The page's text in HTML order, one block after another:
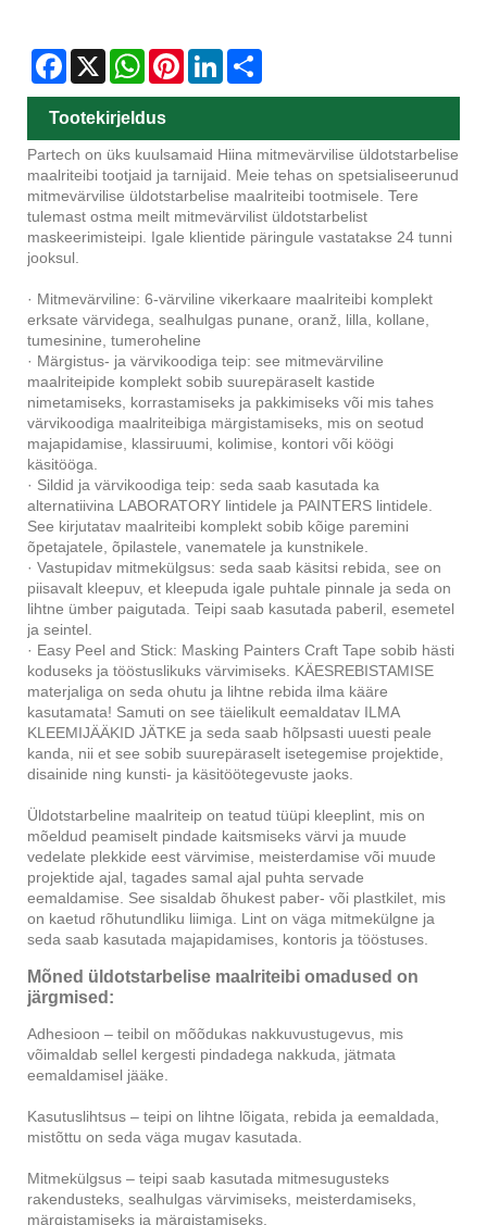
Facebook
X WhatsAppPinterestLinkedIn
Tootekirjeldus
Partech on üks kuulsamaid Hiina mitmevärvilise üldotstarbelise
maalriteibi tootjaid ja tarnijaid. Meie tehas on spetsialiseerunud
mitmevärvilise üldotstarbelise maalriteibi tootmisele. Tere
tulemast ostma meilt mitmevärvilist üldotstarbelist
maskeerimisteipi. Igale klientide päringule vastatakse 24 tunni
jooksul.
· Mitmevärviline: 6-värviline vikerkaare maalriteibi komplekt
erksate värvidega, sealhulgas punane, oranž, lilla, kollane,
tumesinine, tumeroheline
· Märgistus- ja värvikoodiga teip: see mitmevärviline
maalriteipide komplekt sobib suurepäraselt kastide
nimetamiseks, korrastamiseks ja pakkimiseks või mis tahes
värvikoodiga maalriteibiga märgistamiseks, mis on seotud
majapidamise, klassiruumi, kolimise, kontori või köögi
käsitööga.
· Sildid ja värvikoodiga teip: seda saab kasutada ka
alternatiivina LABORATORY lintidele ja PAINTERS lintidele.
See kirjutatav maalriteibi komplekt sobib kõige paremini
õpetajatele, õpilastele, vanematele ja kunstnikele.
· Vastupidav mitmekülgsus: seda saab käsitsi rebida, see on
piisavalt kleepuv, et kleepuda igale puhtale pinnale ja seda on
lihtne ümber paigutada. Teipi saab kasutada paberil, esemetel
ja seintel.
· Easy Peel and Stick: Masking Painters Craft Tape sobib hästi
koduseks ja tööstuslikuks värvimiseks. KÄESREBISTAMISE
materjaliga on seda ohutu ja lihtne rebida ilma kääre
kasutamata! Samuti on see täielikult eemaldatav ILMA
KLEEMIJÄÄKID JÄTKE ja seda saab hõlpsasti uuesti peale
kanda, nii et see sobib suurepäraselt isetegemise projektide,
disainide ning kunsti- ja käsitöötegevuste jaoks.
Üldotstarbeline maalriteip on teatud tüüpi kleeplint, mis on
mõeldud peamiselt pindade kaitsmiseks värvi ja muude
vedelate plekkide eest värvimise, meisterdamise või muude
projektide ajal, tagades samal ajal puhta servade
eemaldamise. See sisaldab õhukest paber- või plastkilet, mis
on kaetud rõhutundliku liimiga. Lint on väga mitmekülgne ja
seda saab kasutada majapidamises, kontoris ja tööstuses.
Mõned üldotstarbelise maalriteibi omadused on
järgmised:
Adhesioon – teibil on mõõdukas nakkuvustugevus, mis
võimaldab sellel kergesti pindadega nakkuda, jätmata
eemaldamisel jääke.
Kasutuslihtsus – teipi on lihtne lõigata, rebida ja eemaldada,
mistõttu on seda väga mugav kasutada.
Mitmekülgsus – teipi saab kasutada mitmesugusteks
rakendusteks, sealhulgas värvimiseks, meisterdamiseks,
märgistamiseks ja märgistamiseks.